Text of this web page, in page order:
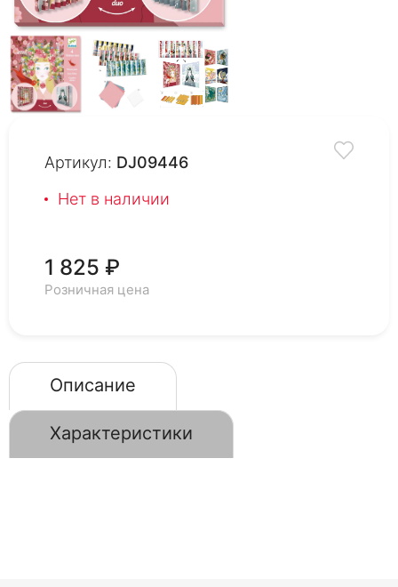
Артикул: DJ09446
Нет в наличии
1 825 ₽
Розничная цена
Описание
Характеристики